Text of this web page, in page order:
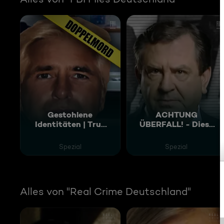
Gestohlene
Identitäten | True
Spezial
ACHTUNG
ÜBERFALL! - Diese
in sich | FBI im
Einsatz
Spezial
Alles von "Real Crime Deutschland"